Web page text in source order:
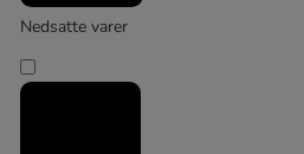
Bosch HPC
Nedsatte varer